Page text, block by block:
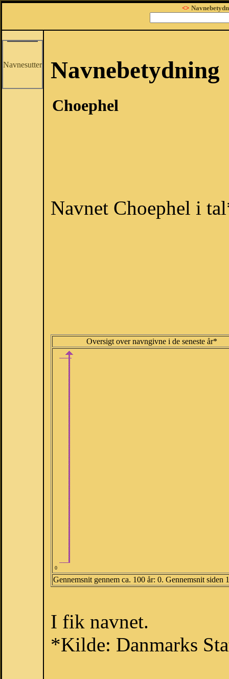
<>
Navnesutter Navnebetydning
Choephel
Navnet Choephel i
Oversigt over navngivne i de seneste år*
0
Gennemsnit gennem ca. 100 år: 0. Gennemsnit siden
I fik navnet.
*Kilde: Danmarks